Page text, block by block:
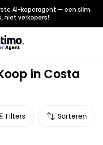
AI-koperagent — een slim
niet verkopers!
in Costa
Filters Sorteren